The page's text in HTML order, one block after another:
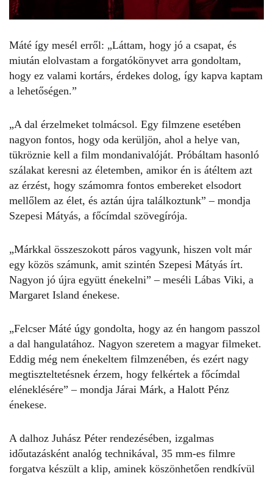
Máté így mesél erről: „Láttam, hogy jó a csapat, és
miután elolvastam a forgatókönyvet arra gondoltam,
hogy ez valami kortárs, érdekes dolog, így kapva kaptam
a lehetőségen.”
„A dal érzelmeket tolmácsol. Egy filmzene esetében
nagyon fontos, hogy oda kerüljön, ahol a helye van,
tükröznie kell a film mondanivalóját. Próbáltam hasonló
szálakat keresni az életemben, amikor én is átéltem azt
az érzést, hogy számomra fontos embereket elsodort
mellőlem az élet, és aztán újra találkoztunk” – mondja
Szepesi Mátyás, a főcímdal szövegírója.
„Márkkal összeszokott páros vagyunk, hiszen volt már
egy közös számunk, amit szintén Szepesi Mátyás írt.
Nagyon jó újra együtt énekelni” – meséli Lábas Viki, a
Margaret Island énekese.
„Felcser Máté úgy gondolta, hogy az én hangom passzol
a dal hangulatához. Nagyon szeretem a magyar filmeket.
Eddig még nem énekeltem filmzenében, és ezért nagy
megtiszteltetésnek érzem, hogy felkértek a főcímdal
eléneklésére” – mondja Járai Márk, a Halott Pénz
énekese.
A dalhoz Juhász Péter rendezésében, izgalmas
időutazásként analóg technikával, 35 mm-es filmre
forgatva készült a klip, aminek köszönhetően rendkívül